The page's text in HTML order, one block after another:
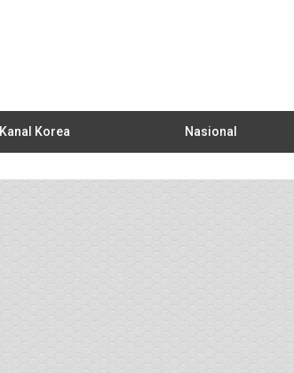
Kanal Korea Nasional